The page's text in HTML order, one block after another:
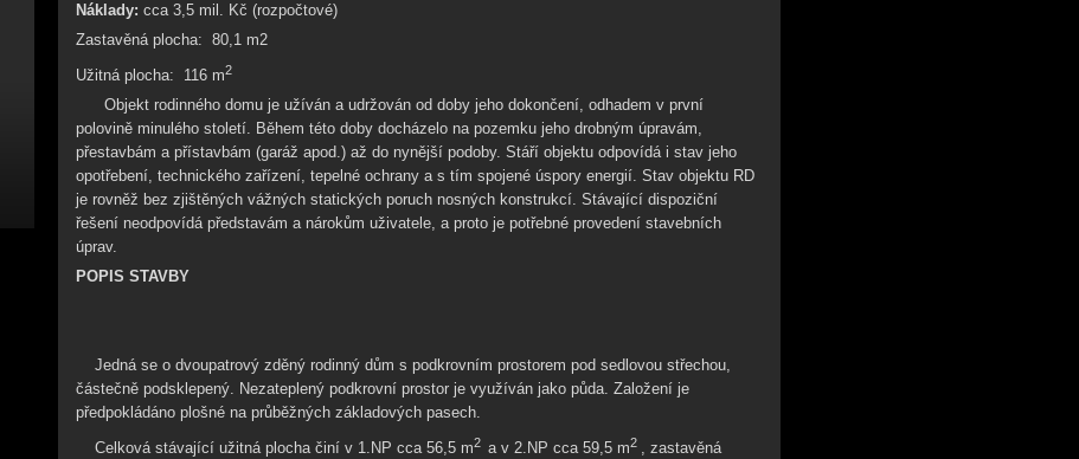
Náklady: cca 3,5 mil. Kč (rozpočtové)
Zastavěná plocha: 80,1 m2
Užitná plocha: 116 m2
Objekt rodinného domu je užíván a udržován od doby jeho dokončení, odhadem v první
polovině minulého století. Během této doby docházelo na pozemku jeho drobným úpravám,
přestavbám a přístavbám (garáž apod.) až do nynější podoby. Stáří objektu odpovídá i stav jeho
opotřebení, technického zařízení, tepelné ochrany a s tím spojené úspory energií. Stav objektu RD
je rovněž bez zjištěných vážných statických poruch nosných konstrukcí. Stávající dispoziční
řešení neodpovídá představám a nárokům uživatele, a proto je potřebné provedení stavebních
úprav.
POPIS STAVBY
Jedná se o dvoupatrový zděný rodinný dům s podkrovním prostorem pod sedlovou střechou,
částečně podsklepený. Nezateplený podkrovní prostor je využíván jako půda. Založení je
předpokládáno plošné na průběžných základových pasech.
Celková stávající užitná plocha činí v 1.NP cca 56,5 m2 a v 2.NP cca 59,5 m2 , zastavěná